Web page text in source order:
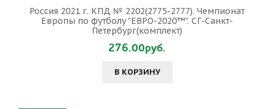
Россия 2021 г. КПД № 2202(2775-2777). Чемпионат
Европы по футболу "ЕВРО-2020™". СГ-Санкт-
Петербург(комплект)
276.00руб.
В КОРЗИНУ